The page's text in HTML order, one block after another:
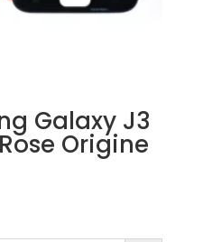
Galaxy J3
Origine